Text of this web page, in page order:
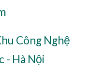
Công Nghệ
- Hà Nội